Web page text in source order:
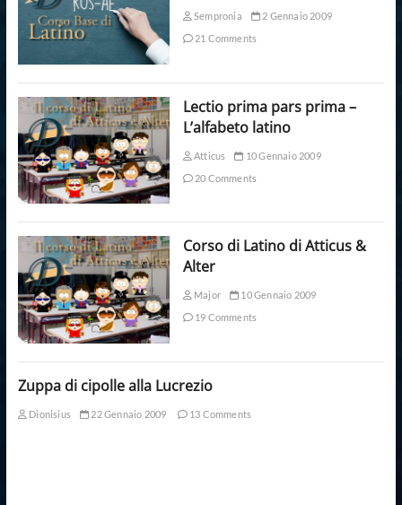
Sempronia
2 Gennaio 2009
21 Comments
Lectio prima pars prima –
L’alfabeto latino
Atticus
10 Gennaio 2009
20 Comments
Corso di Latino di Atticus &
Alter
Major
10 Gennaio 2009
19 Comments
Zuppa di cipolle alla Lucrezio
Dionisius 22 Gennaio 2009 13 Comments